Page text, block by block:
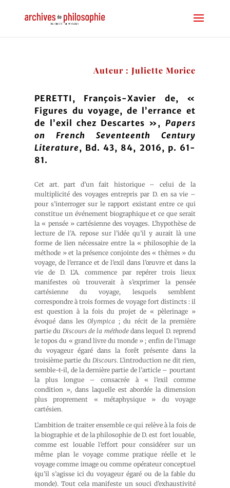
Auteur : Juliette Morice
PERETTI, François-Xavier de, «
Figures du voyage, de l’errance et
de l’exil chez Descartes » , Papers
on French Seventeenth Century
Literature, Bd. 43, 84, 2016, p. 61-
81.
Cet art. part d’un fait historique – celui de la
multiplicité des voyages entrepris par D. en sa vie –
pour s’interroger sur le rapport existant entre ce qui
constitue un événement biographique et ce que serait
la « pensée » cartésienne des voyages. L’hypothèse de
lecture de l’A. repose sur l’idée qu’il y aurait là une
forme de lien nécessaire entre la « philosophie de la
méthode » et la présence conjointe des « thèmes » du
voyage, de l’errance et de l’exil dans l’œuvre et dans la
vie de D. L’A. commence par repérer trois lieux
manifestes où trouverait à s’exprimer la pensée
cartésienne du voyage, lesquels semblent
correspondre à trois formes de voyage fort distincts : il
est question à la fois du projet de « pèlerinage »
évoqué dans lesOlympica ; du récit de la première
partie du Discours de la méthodedans lequel D. reprend
le topos du « grand livre du monde » ; enfin de l’image
du voyageur égaré dans la forêt présente dans la
troisième partie du Discours. L’introduction ne dit rien,
semble-t-il, de la dernière partie de l’article – pourtant
la plus longue – consacrée à « l’exil comme
condition », dans laquelle est abordée la dimension
plus proprement « métaphysique » du voyage
cartésien.
L’ambition de traiter ensemble ce qui relève à la fois de
la biographie et de la philosophie de D. est fort louable,
comme est louable l’effort pour considérer sur un
même plan le voyage comme pratique réelle et le
voyage comme image ou comme opérateur conceptuel
(qu’il s’agisse ici du voyageur égaré ou de la fable du
monde). Tout cela manifeste un souci d’exhaustivité